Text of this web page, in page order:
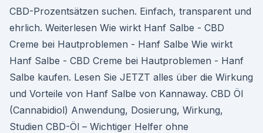
CBD-Prozentsätzen suchen. Einfach, transparent und
ehrlich. Weiterlesen Wie wirkt Hanf Salbe - CBD
Creme bei Hautproblemen - Hanf Salbe Wie wirkt
Hanf Salbe - CBD Creme bei Hautproblemen - Hanf
Salbe kaufen. Lesen Sie JETZT alles über die Wirkung
und Vorteile von Hanf Salbe von Kannaway. CBD Öl
(Cannabidiol) Anwendung, Dosierung, Wirkung,
Studien CBD-Öl – Wichtiger Helfer ohne